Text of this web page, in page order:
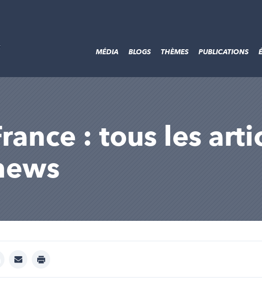
MÉDIA BLOGS THÈMES PUBLICATIONS
: tous les
linkedinmail print